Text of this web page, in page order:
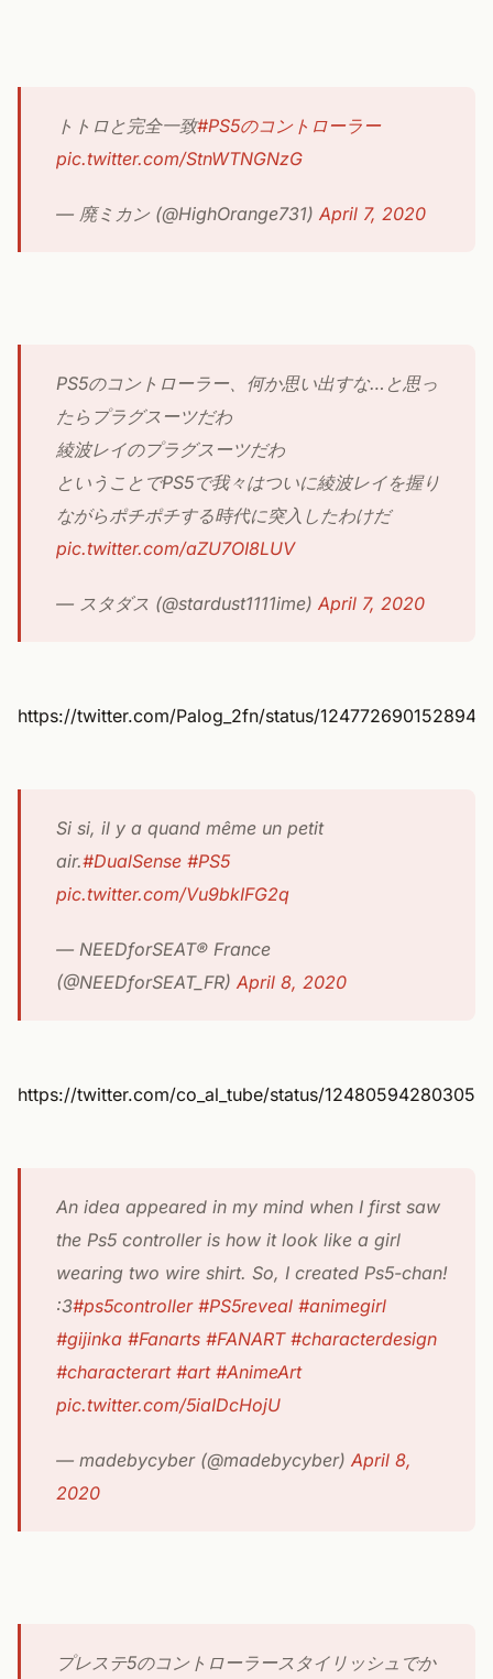
トトロと完全一致#PS5のコントローラー
pic.twitter.com/StnWTNGNzG
— 廃ミカン (@HighOrange731) April 7, 2020
PS5のコントローラー、何か思い出すな…と思っ
たらプラグスーツだわ
綾波レイのプラグスーツだわ
ということでPS5で我々はついに綾波レイを握り
ながらポチポチする時代に突入したわけだ
pic.twitter.com/aZU7OI8LUV
— スタダス (@stardust1111ime) April 7, 2020
https://twitter.com/Palog_2fn/status/
Si si, il y a quand même un petit
air.#DualSense #PS5
pic.twitter.com/Vu9bkIFG2q
— NEEDforSEAT® France
(@NEEDforSEAT_FR) April 8, 2020
https://twitter.com/co_al_tube/status/
An idea appeared in my mind when I first saw
the Ps5 controller is how it look like a girl
wearing two wire shirt. So, I created Ps5-chan!
:3#ps5controller #PS5reveal #animegirl
#gijinka #Fanarts #FANART #characterdesign
#characterart #art #AnimeArt
pic.twitter.com/5iaIDcHojU
— madebycyber (@madebycyber) April 8,
2020
プレステ5のコントローラースタイリッシュでか